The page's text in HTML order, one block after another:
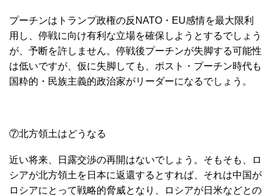
プーチンはトランプ政権の反NATO・EU感情を最大限利
用し、停戦に向け有利な立場を確保しようとするでしょう
が、予断を許しません。停戦後プーチンが失脚する可能性
は低いですが、仮に失脚しても、ポスト・プーチン時代も
国粋的・民族主義的政治家がリーダーになるでしょう。
⑦北方領土はどうなる
近い将来、日露交渉の再開はないでしょう。そもそも、ロ
シアが北方領土を日本に返還するとすれば、それは中国が
ロシアにとって戦略的脅威となり、ロシアが日米などとの